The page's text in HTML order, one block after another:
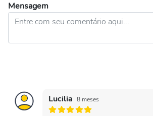
Mensagem
Lucilia 8 meses